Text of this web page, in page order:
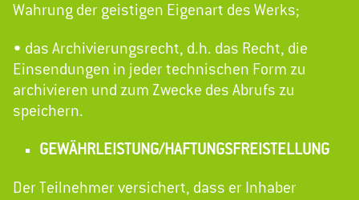
Wahrung der geistigen Eigenart des Werks;
• das Archivierungsrecht, d.h. das Recht, die
Einsendungen in jeder technischen Form zu
archivieren und zum Zwecke des Abrufs zu
speichern.
GEWÄHRLEISTUNG/HAFTUNGSFREISTELLUNG
Der Teilnehmer versichert, dass er Inhaber